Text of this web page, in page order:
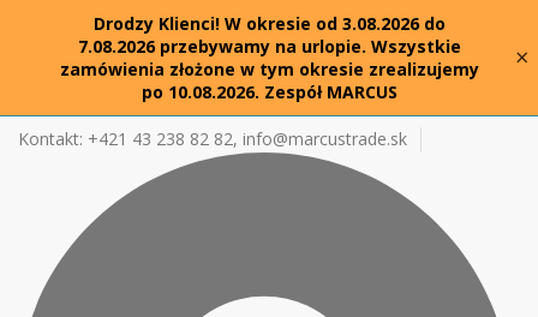
Drodzy Klienci! W okresie od 3.08.2026 do
7.08.2026 przebywamy na urlopie. Wszystkie
zamówienia złożone w tym okresie zrealizujemy
po 10.08.2026. Zespół MARCUS
×
Kontakt: +421 43 238 82 82, info@marcustrade.sk